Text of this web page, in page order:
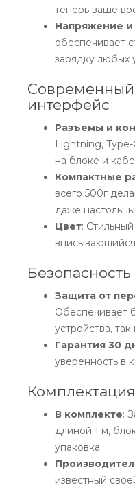
теперь ваше
Напряжение и
обеспечивает
зарядку любых
интерфейс
Разъемы и
Lightning,
на блоке и
Компактные
всего 500г
даже
Цвет:
Защита от
Обеспечивает
устройства,
Гарантия 30
уверенность в
Комплектация
В комплекте:
длиной 1 м,
упаковка.
известный